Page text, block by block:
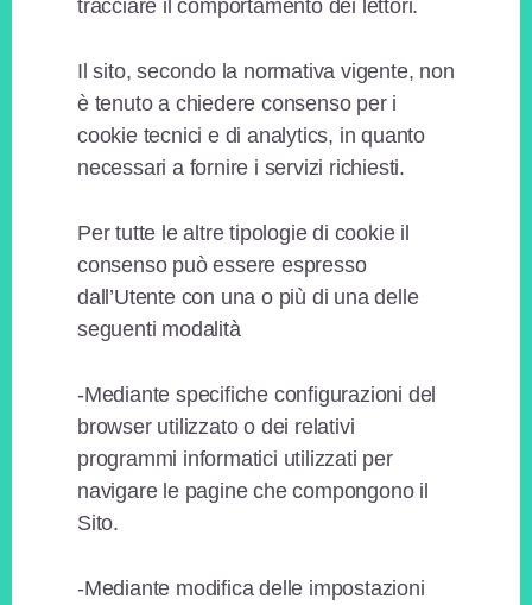
tracciare il comportamento dei lettori.
Il sito, secondo la normativa vigente, non
è tenuto a chiedere consenso per i
cookie tecnici e di analytics, in quanto
necessari a fornire i servizi richiesti.
Per tutte le altre tipologie di cookie il
consenso può essere espresso
dall’Utente con una o più di una delle
seguenti modalità
-Mediante specifiche configurazioni del
browser utilizzato o dei relativi
programmi informatici utilizzati per
navigare le pagine che compongono il
Sito.
-Mediante modifica delle impostazioni